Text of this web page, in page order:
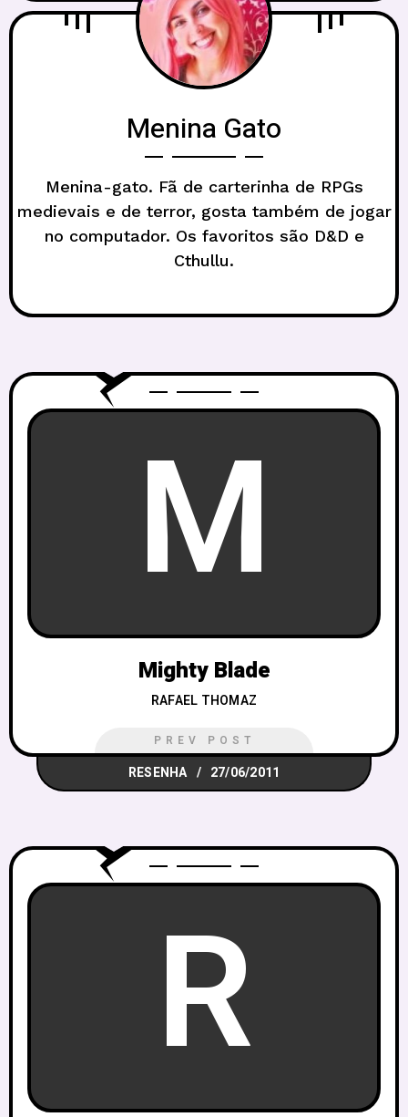
Menina Gato
Menina-gato. Fã de carterinha de RPGs
medievais e de terror, gosta também de jogar
no computador. Os favoritos são D&D e
Cthullu.
M
Mighty Blade
RAFAEL THOMAZ
PREV POST
RESENHA 27/06/2011
R